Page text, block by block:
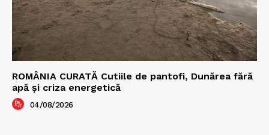
ROMÂNIA CURATĂ Cutiile de pantofi, Dunărea fără
apă și criza energetică
04/08/2026